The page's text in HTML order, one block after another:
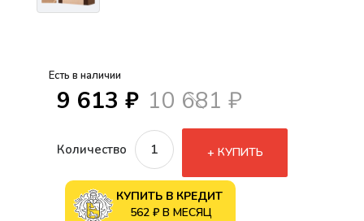
Есть в наличии
9 613 ₽ 10 681 ₽
Количество КУПИТЬ
КУПИТЬ В КРЕДИТ
562 ₽ В МЕСЯЦ